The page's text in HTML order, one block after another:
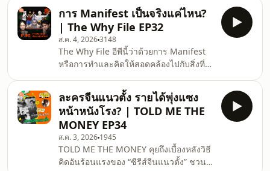
ปรากฏตัวในซีรีส์เกมคลาสสิกนี้&nbsp;
Myth Universe อีพีนี้ได้เกสต์เป็น กีวี่-กวีกร
กังกเวคิน Content Manager จาก
Gamingdose ที่ทั้งเนิร์ดวรรณกรรมและ
เกม มาร่วมสนทนากับโจ้บองโก้ ไล่เรียง
จากเทพสงครามแอรีสจากตำนานกรีก เทพ
เทียร์ จากตำนานนอร์ส ไปจนตัวละครจาก
ภาคใหม่ God of War: Laufey ที่ม
การ Manifest เป็นจริงแค่ไหน?
| The Why File EP32
ส.ค. 4, 20263148
The Why File อีพีนี้ว่าด้วยการ Manifest
หรือการทำและคิดให้สอดคล้องไปกับสิ่งที่
การขอพรให้เป็นจริง แต่ศาสตร์นี้ยังลงไป
ถึงในระดับความเชื่อและระบบ
วิทยาศาสตร์ แล้วการ Manifest มันเป็น
จริงได้แค่ไหนนะ? เราสามารถประสบ
ความสำเร็จจากการ &nbsp;Manifest ได้
ใช่มั้ย? มาหาคำตอบผ่านงานวิจัยกัน!
คำถามท้ายบท : คุณเชื่อเรื่อง Manifest แค่
ละครจีนแนวตั้ง รายได้พุ่งแซง
หน้าหนังโรง? | TOLD ME THE
MONEY EP34
ส.ค. 3, 2026 1945
TOLD ME THE MONEY คุยถึงเบื้องหลังวิธี
คิดอันร้อนแรงของ “ซีรีส์จีนแนวตั้ง” ชวนดู